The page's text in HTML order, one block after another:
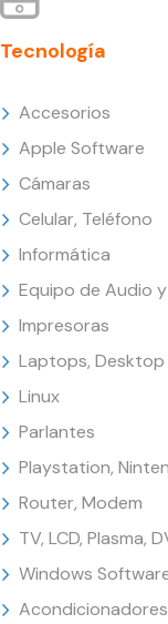
Tecnología
Accesorios
Apple Software
Cámaras
Celular, Teléfono
Informática
Equipo de Audio
Impresoras
Laptops, Desktop
Linux
Parlantes
Playstation,
Router, Modem
TV, LCD, Plasma,
Windows